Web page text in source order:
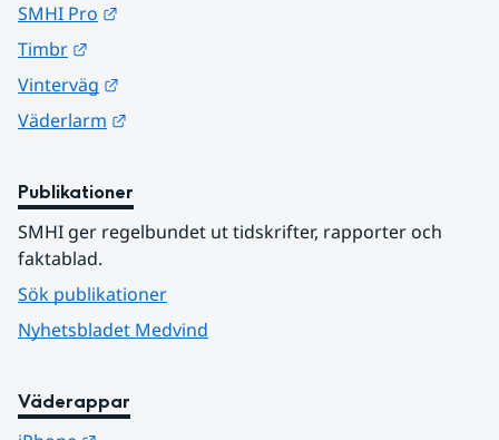
SMHI Pro
Timbr
Vinterväg
Väderlarm
Publikationer
SMHI ger regelbundet ut tidskrifter, rapporter och
faktablad.
Sök publikationer
Nyhetsbladet Medvind
Väderappar